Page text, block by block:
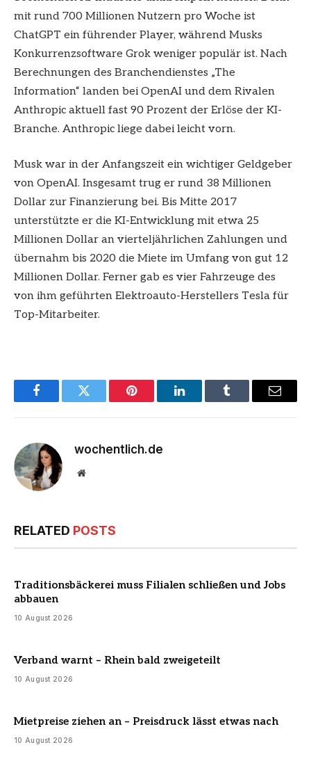
mit rund 700 Millionen Nutzern pro Woche ist
ChatGPT ein führender Player, während Musks
Konkurrenzsoftware Grok weniger populär ist. Nach
Berechnungen des Branchendienstes „The
Information“ landen bei OpenAI und dem Rivalen
Anthropic aktuell fast 90 Prozent der Erlöse der KI-
Branche. Anthropic liege dabei leicht vorn.
Musk war in der Anfangszeit ein wichtiger Geldgeber
von OpenAI. Insgesamt trug er rund 38 Millionen
Dollar zur Finanzierung bei. Bis Mitte 2017
unterstützte er die KI-Entwicklung mit etwa 25
Millionen Dollar an vierteljährlichen Zahlungen und
übernahm bis 2020 die Miete im Umfang von gut 12
Millionen Dollar. Ferner gab es vier Fahrzeuge des
von ihm geführten Elektroauto-Herstellers Tesla für
Top-Mitarbeiter.
FacebookTwitter Pinterest LinkedInTumblr Email
wochentlich.de
Website
RELATED POSTS
Traditionsbäckerei muss Filialen schließen und Jobs
abbauen
10 August 2026
Verband warnt – Rhein bald zweigeteilt
10 August 2026
Mietpreise ziehen an – Preisdruck lässt etwas nach
10 August 2026